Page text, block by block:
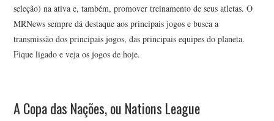
seleção) na ativa e, também, promover treinamento de seus atletas. O
MRNews sempre dá destaque aos principais jogos e busca a
transmissão dos principais jogos, das principais equipes do planeta.
Fique ligado e veja os jogos de hoje.
A Copa das Nações, ou Nations League